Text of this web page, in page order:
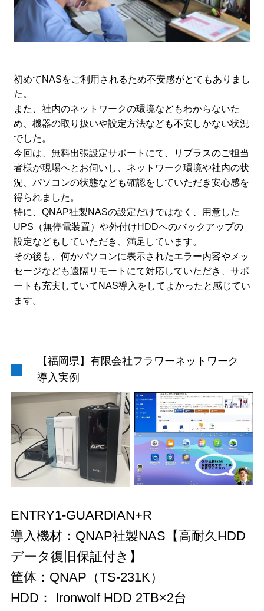
初めてNASをご利用されるため不安感がとてもありまし
た。
また、社内のネットワークの環境などもわからないた
め、機器の取り扱いや設定方法なども不安しかない状況
でした。
今回は、無料出張設定サポートにて、リプラスのご担当
者様が現場へとお伺いし、ネットワーク環境や社内の状
況、パソコンの状態なども確認をしていただき安心感を
得られました。
特に、QNAP社製NASの設定だけではなく、用意した
UPS（無停電装置）や外付けHDDへのバックアップの
設定などもしていただき、満足しています。
その後も、何かパソコンに表示されたエラー内容やメッ
セージなども遠隔リモートにて対応していただき、サポ
ートも充実していてNAS導入をしてよかったと感じてい
ます。
【福岡県】有限会社フラワーネットワーク
導入実例
ENTRY1-GUARDIAN+R
導入機材：QNAP社製NAS【高耐久HDD
データ復旧保証付き】
筐体：QNAP（TS-231K）
HDD： Ironwolf HDD 2TB×2台